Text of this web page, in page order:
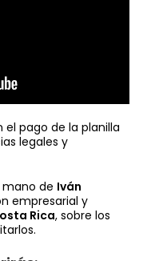
pago de la planilla
legales y
mano de Iván
empresarial y
Rica, sobre los